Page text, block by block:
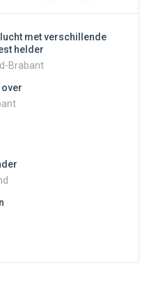
met verschillende
helder
Brabant